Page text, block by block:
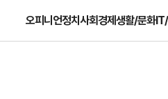
오피니언정치사회경제생활/문화